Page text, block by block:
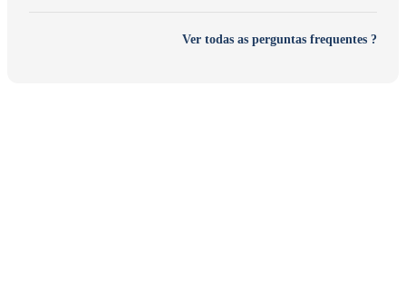
Ver todas as perguntas frequentes ?